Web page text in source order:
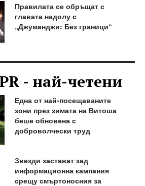
Правилата се обръщат с
главата надолу с
„Джуманджи: Без граници“
- най-четени
Една от най-посещаваните
зони през зимата на Витоша
беше обновена с
доброволчески труд
Звезди застават зад
информационна кампания
срещу смъртоносния за